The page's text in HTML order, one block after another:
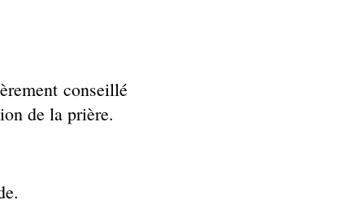
conseillé
de la prière.